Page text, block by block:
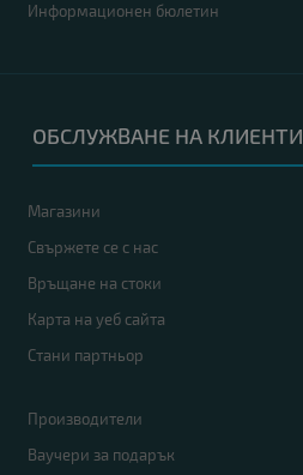
Информационен бюлетин
ОБСЛУЖВАНЕ НА КЛИЕНТИ
Магазини
Свържете се с нас
Връщане на стоки
Карта на уеб сайта
Стани партньор
Производители
Ваучери за подарък